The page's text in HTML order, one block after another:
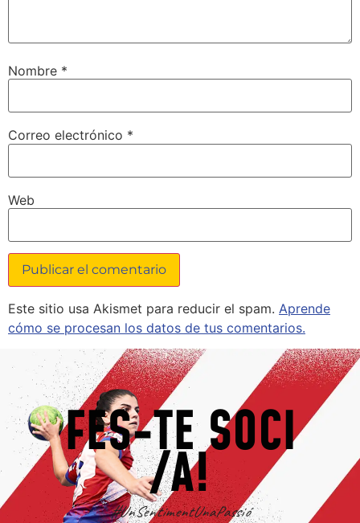
Nombre *
Correo electrónico *
Web
Este sitio usa Akismet para reducir el spam. Aprende
cómo se procesan los datos de tus comentarios.
FES-TE SOCI
/A!
#UnSentimentUnaPassió